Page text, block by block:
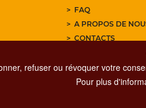
FAQ
A PROPOS DE
CONTACTS
ABONNEZ-VOUS
refuser ou révoquer votre
Pour plus